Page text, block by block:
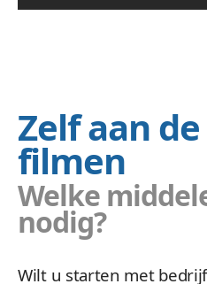
Zelf aan
filmen
Welke
nodig?
Wilt u starten met